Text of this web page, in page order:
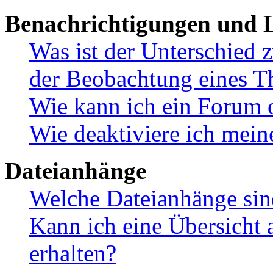
Benachrichtigungen und
Was ist der Unterschied
der Beobachtung eines
Wie kann ich ein Forum
Wie deaktiviere ich
Dateianhänge
Welche Dateianhänge
Kann ich eine Übersicht
erhalten?